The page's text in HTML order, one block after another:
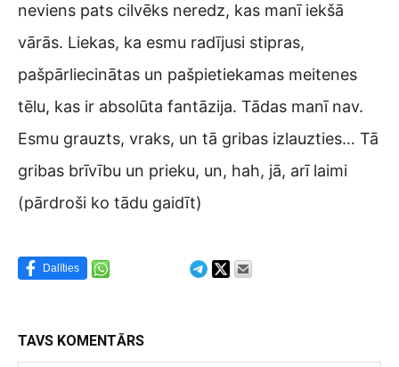
neviens pats cilvēks neredz, kas manī iekšā
vārās. Liekas, ka esmu radījusi stipras,
pašpārliecinātas un pašpietiekamas meitenes
tēlu, kas ir absolūta fantāzija. Tādas manī nav.
Esmu grauzts, vraks, un tā gribas izlauzties… Tā
gribas brīvību un prieku, un, hah, jā, arī laimi
(pārdroši ko tādu gaidīt)
Dalīties
TAVS KOMENTĀRS